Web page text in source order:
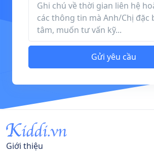
Gửi yêu cầu
Giới thiệu